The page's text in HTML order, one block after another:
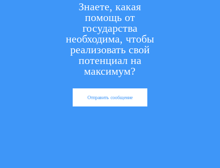
Знаете, какая
помощь от
государства
необходима, чтобы
реализовать свой
потенциал на
максимум?
Отправить сообщение